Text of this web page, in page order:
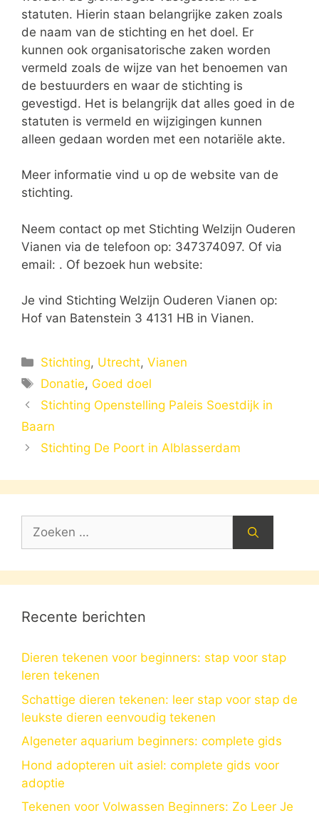
statuten. Hierin staan belangrijke zaken zoals
de naam van de stichting en het doel. Er
kunnen ook organisatorische zaken worden
vermeld zoals de wijze van het benoemen van
de bestuurders en waar de stichting is
gevestigd. Het is belangrijk dat alles goed in de
statuten is vermeld en wijzigingen kunnen
alleen gedaan worden met een notariële akte.
Meer informatie vind u op de website van de
stichting.
Neem contact op met Stichting Welzijn Ouderen
Vianen via de telefoon op: 347374097. Of via
email: . Of bezoek hun website:
Je vind Stichting Welzijn Ouderen Vianen op:
Hof van Batenstein 3 4131 HB in Vianen.
Categorieën
Stichting, Utrecht,Vianen
Tags
Donatie, Goed doel
Stichting Openstelling Paleis Soestdijk in
Baarn
Stichting De Poort in Alblasserdam
Zoek
Recente berichten
Dieren tekenen voor beginners: stap voor stap
leren tekenen
Schattige dieren tekenen: leer stap voor stap de
leukste dieren eenvoudig tekenen
Algeneter aquarium beginners: complete gids
Hond adopteren uit asiel: complete gids voor
adoptie
Tekenen voor Volwassen Beginners: Zo Leer Je